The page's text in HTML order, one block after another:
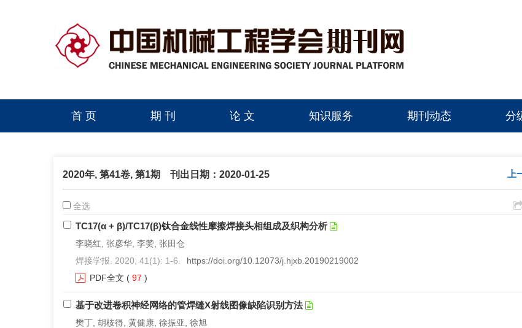
首 页 期 刊 论 文 知识服务 期刊动态 分
2020年, 第41卷, 第1期 刊出日期：2020-01-25 上
全选
TC17(α + β)/TC17(β)钛合金线性摩擦焊接头相组成及织构分析
李晓红, 张彦华, 李赞, 张田仓
焊接学报. 2020, 41(1): 1-6.
https://doi.org/10.12073/j.hjxb.20190219002
PDF全文 ( 97 )
基于改进卷积神经网络的管焊缝X射线图像缺陷识别方法
樊丁, 胡桉得, 黄健康, 徐振亚, 徐旭